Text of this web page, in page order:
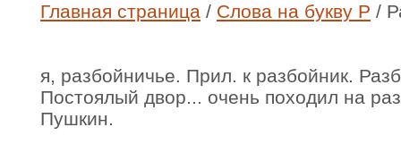
Главная страница / Слова на букву Р /
я, разбойничье. Прил. к разбойник.
Постоялый двор... очень походил на
Пушкин.